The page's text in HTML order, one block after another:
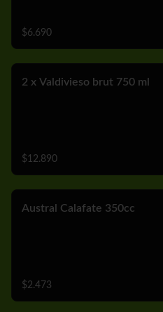
$6.690
2 x Valdivieso brut 750 ml
$12.890
Austral Calafate 350cc
$2.473